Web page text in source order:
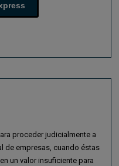
proceder judicialmente a
de empresas, cuando éstas
un valor insuficiente para